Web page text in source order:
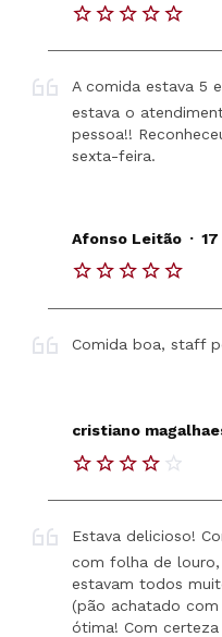
A comida estava 5
estava o
pessoa!!
sexta-feira.
Afonso Leitão .
Comida boa, staff
cristiano
Estava delicioso!
com folha de
estavam todos
(pão achatado
ótima! Com